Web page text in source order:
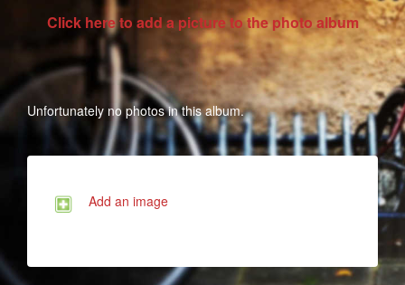
Click here to add a picture to the photo album
Unfortunately no photos in this album.
Add an image